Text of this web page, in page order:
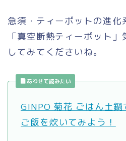
急須・ティーポットの進化
「真空断熱ティーポット
してみてくださいね。
あわせて読みたい
GINPO 菊花 ごはん土
ご飯を炊いてみよう！